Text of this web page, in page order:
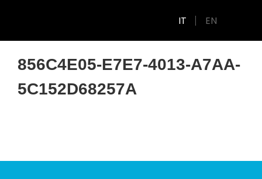
IT EN
856C4E05-E7E7-4013-A7AA-
5C152D68257A